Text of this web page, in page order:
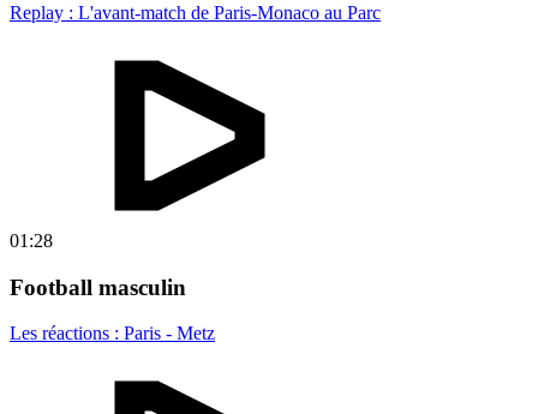
Replay : L'avant-match de Paris-Monaco au Parc
01:28
Football masculin
Les réactions : Paris - Metz